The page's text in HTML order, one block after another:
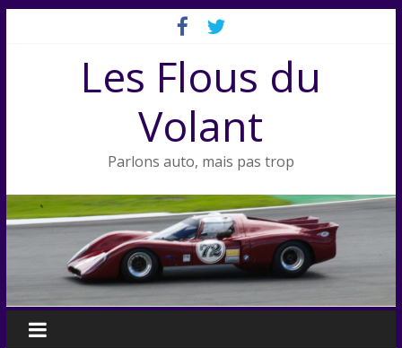
Les Flous du
Volant
Parlons auto, mais pas trop